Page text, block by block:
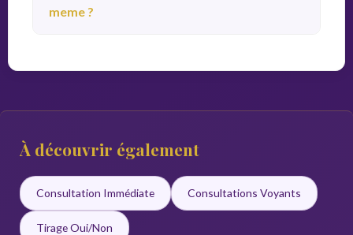
meme ?
À découvrir également
Consultation Immédiate Consultations Voyants
Tirage Oui/Non